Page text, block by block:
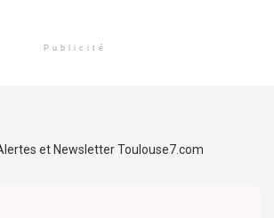
Publicité
et Newsletter Toulouse7.com